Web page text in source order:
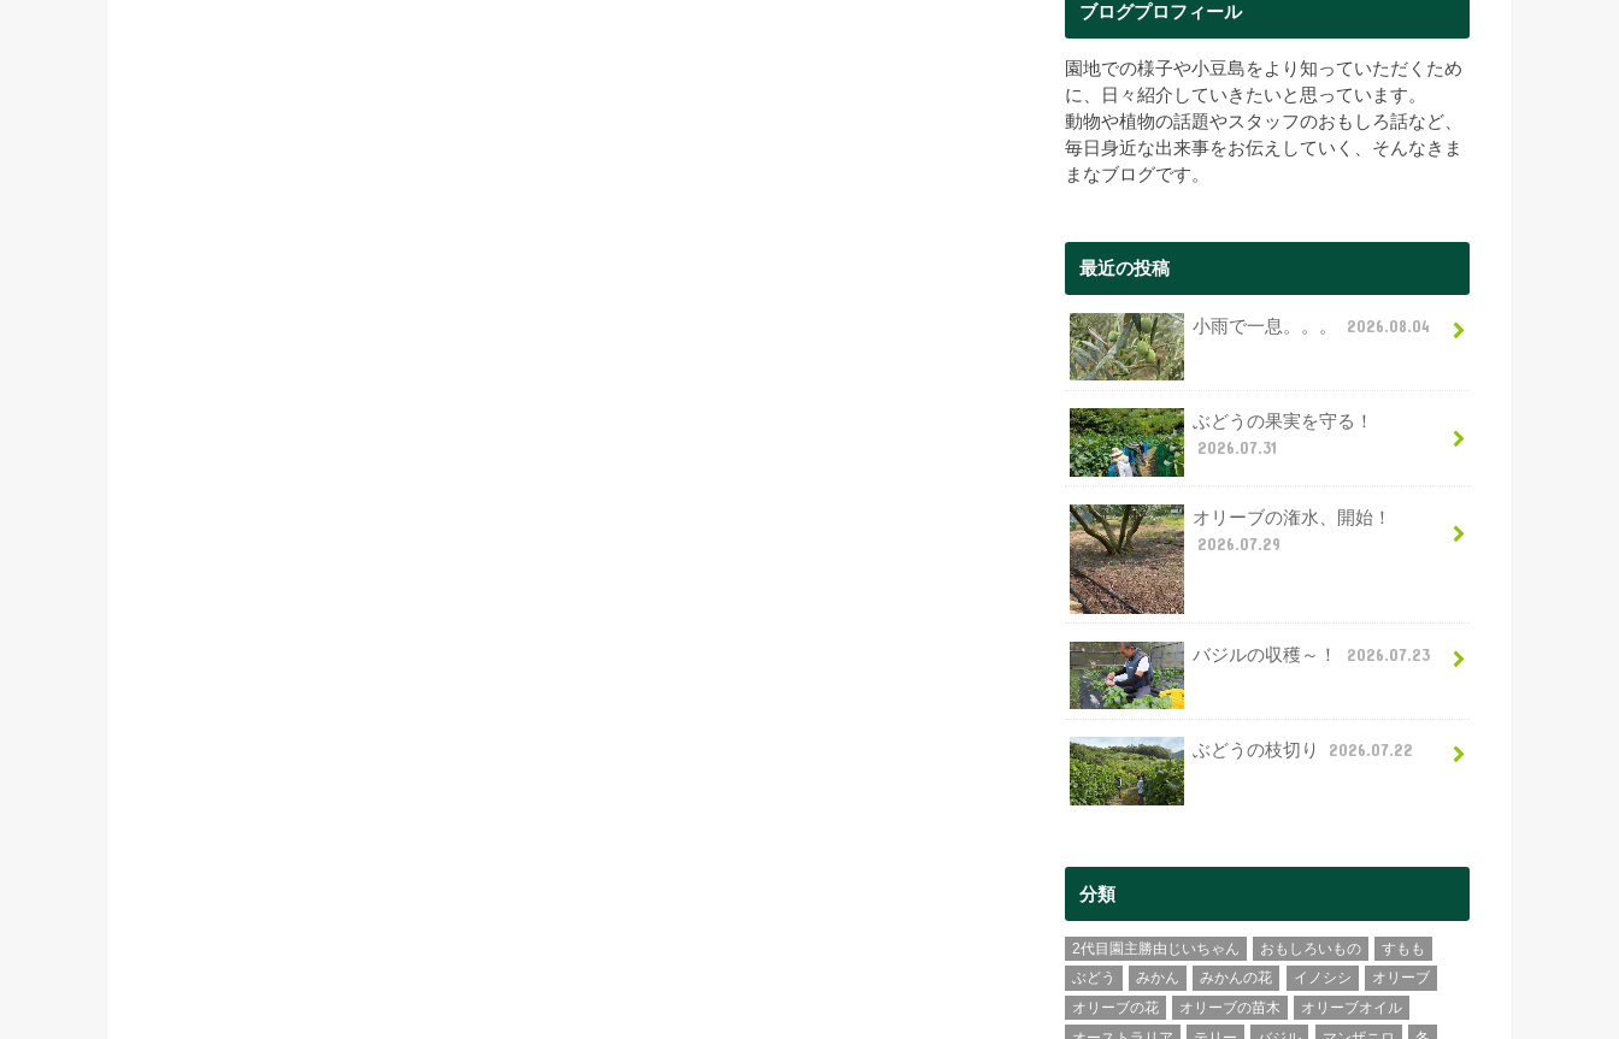
ブログプロフィール
園地での様子や小豆島をより知っていただくため
に、日々紹介していきたいと思っています。
動物や植物の話題やスタッフのおもしろ話など、
毎日身近な出来事をお伝えしていく、そんなきま
まなブログです。
最近の投稿
小雨で一息。。。 2026.08.04
ぶどうの果実を守る！
2026.07.31
オリーブの潅水、開始！
2026.07.29
バジルの収穫～！ 2026.07.23
ぶどうの枝切り 2026.07.22
分類
2代目園主勝由じいちゃん おもしろいもの
すもも
ぶどう
みかん みかんの花 イノシシ
オリーブ
オリーブの花
オリーブの苗木
オリーブオイル